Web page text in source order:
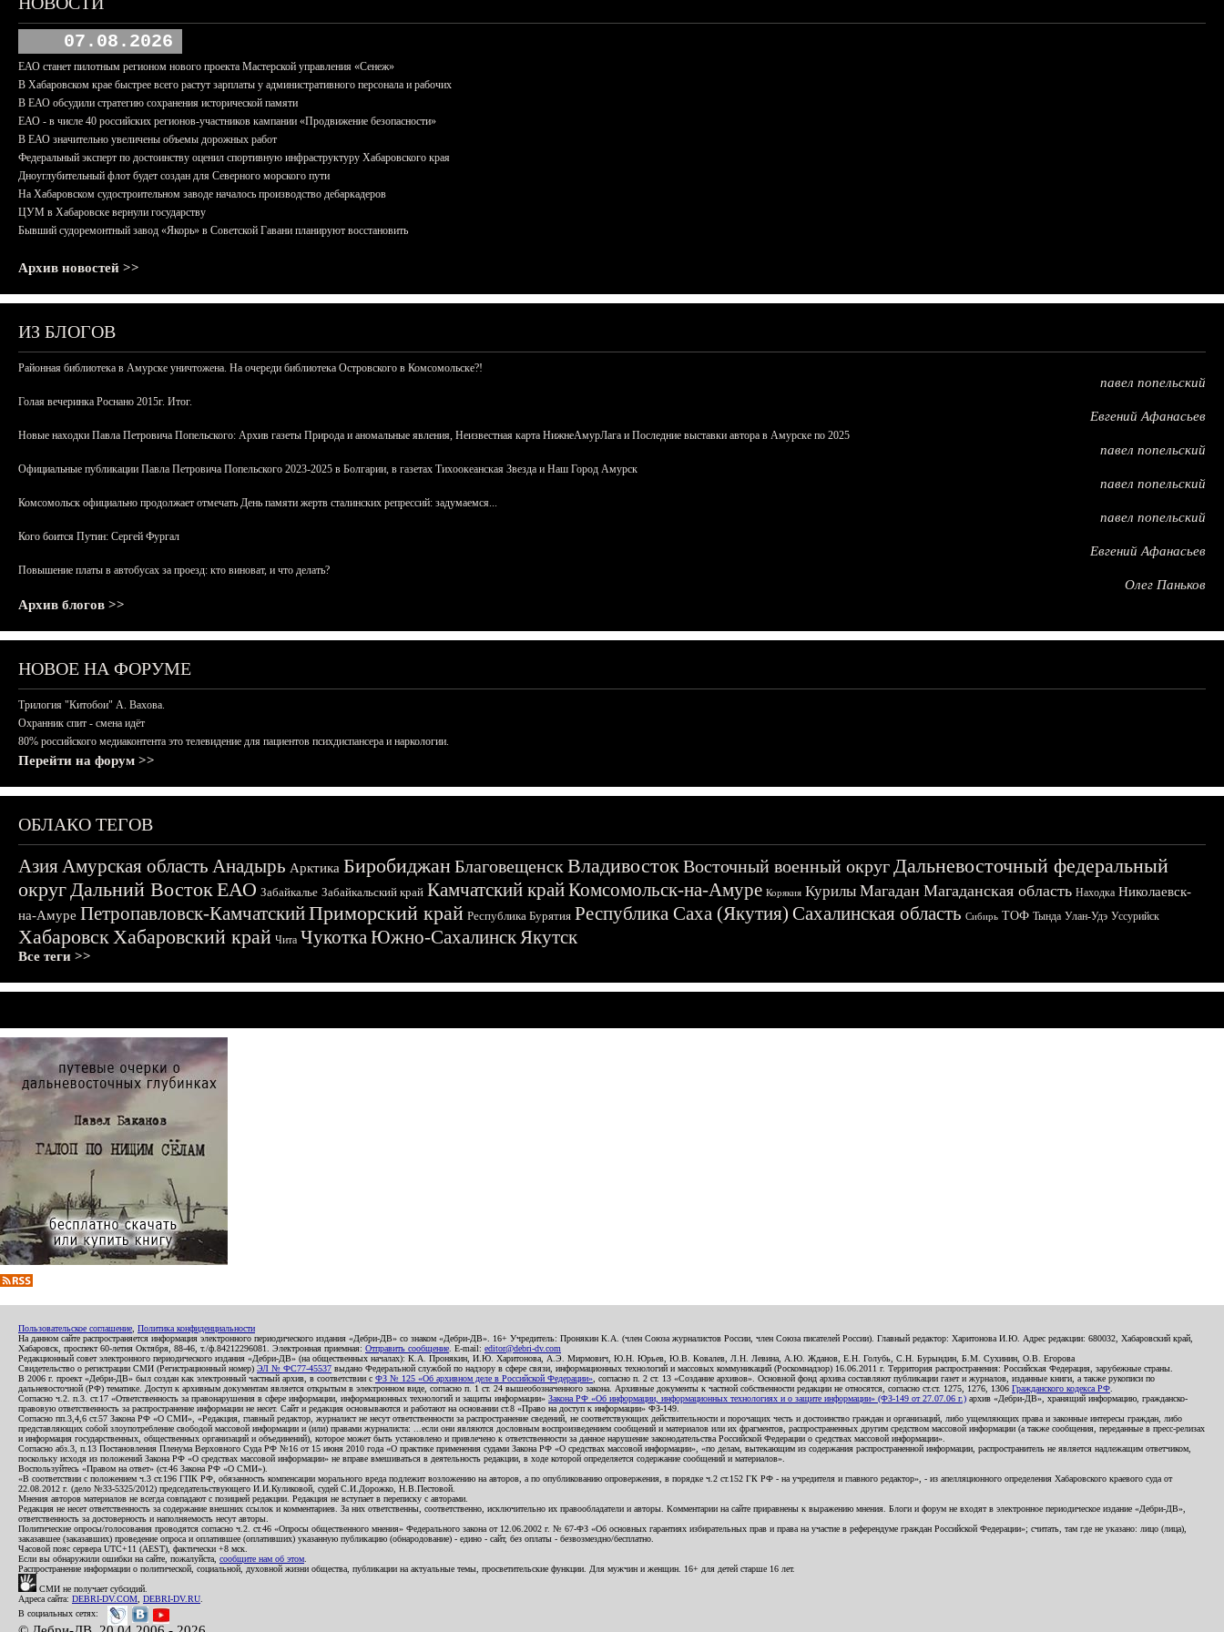
07.08.2026
ЕАО станет пилотным регионом нового проекта Мастерской управления «Сенеж»
В Хабаровском крае быстрее всего растут зарплаты у административного персонала и рабочих
В ЕАО обсудили стратегию сохранения исторической памяти
ЕАО - в числе 40 российских регионов-участников кампании «Продвижение безопасности»
В ЕАО значительно увеличены объемы дорожных работ
Федеральный эксперт по достоинству оценил спортивную инфраструктуру Хабаровского края
Дноуглубительный флот будет создан для Северного морского пути
На Хабаровском судостроительном заводе началось производство дебаркадеров
ЦУМ в Хабаровске вернули государству
Бывший судоремонтный завод «Якорь» в Советской Гавани планируют восстановить
Архив новостей >>
ИЗ БЛОГОВ
Районная библиотека в Амурске уничтожена. На очереди библиотека Островского в Комсомольске?!
павел попельский
Голая вечеринка Роснано 2015г. Итог.
Евгений Афанасьев
Новые находки Павла Петровича Попельского: Архив газеты Природа и аномальные явления, Неизвестная карта НижнеАмурЛага и Последние выставки автора в Амурске по 2025
павел попельский
Официальные публикации Павла Петровича Попельского 2023-2025 в Болгарии, в газетах Тихоокеанская Звезда и Наш Город Амурск
павел попельский
Комсомольск официально продолжает отмечать День памяти жертв сталинских репрессий: задумаемся...
павел попельский
Кого боится Путин: Сергей Фургал
Евгений Афанасьев
Повышение платы в автобусах за проезд: кто виноват, и что делать?
Олег Паньков
Архив блогов >>
НОВОЕ НА ФОРУМЕ
Трилогия "Китобои" А. Вахова.
Охранник спит - смена идёт
80% российского медиаконтента это телевидение для пациентов психдиспансера и наркологии.
Перейти на форум >>
ОБЛАКО ТЕГОВ
АзияАмурская область Анадырь Арктика БиробиджанБлаговещенскВладивостокВосточный военный округДальневосточный федеральный
округДальний ВостокЕАО Забайкалье Забайкальский край Камчатский крайКомсомольск-на-Амуре Корякия Курилы Магадан Магаданская область Находка Николаевск-
на-Амуре Петропавловск-КамчатскийПриморский край Республика Бурятия Республика Саха (Якутия) Сахалинская область Сибирь ТОФ Тында Улан-Удэ Уссурийск
ХабаровскХабаровский край Чита ЧукоткаЮжно-СахалинскЯкутск
Все теги >>
Пользовательское соглашение Политика конфиденциальности
На данном сайте распространяется информация электронного периодического издания «Дебри-ДВ» со знаком «Дебри-ДВ». 16+ Учредитель: Пронякин К.А. (член Союза журналистов России, член Союза писателей России). Главный редактор: Харитонова И.Ю. Адрес редакции: 680032, Хабаровский край,
Хабаровск, проспект 60-летия Октября, 88-46, т./ф.84212296081. Электронная приемная: Отправить сообщение . E-mail: editor@debri-dv.com
Редакционный совет электронного периодического издания «Дебри-ДВ» (на общественных началах): К.А. Пронякин, И.Ю. Харитонова, А.Э. Мирмович, Ю.Н. Юрьев, Ю.В. Ковалев, Л.Н. Левина, А.Ю. Жданов, Е.Н. Голубь, С.Н. Бурындин, Б.М. Сухинин, О.В. Егорова
Свидетельство о регистрации СМИ (Регистрационный номер) ЭЛ № ФС77-45537 выдано Федеральной службой по надзору в сфере связи, информационных технологий и массовых коммуникаций (Роскомнадзор) 16.06.2011 г. Территория распространения: Российская Федерация, зарубежные страны.
В 2006 г. проект «Дебри-ДВ» был создан как электронный частный архив, в соответствии с ФЗ № 125 «Об архивном деле в Российской Федерации» , согласно п. 2 ст. 13 «Создание архивов». Основной фонд архива составляют публикации газет и журналов, изданные книги, а также рукописи по
дальневосточной (РФ) тематике. Доступ к архивным документам является открытым в электронном виде, согласно п. 1 ст. 24 вышеобозначенного закона. Архивные документы к частной собственности редакции не относятся, согласно ст.ст. 1275, 1276, 1306 Гражданского кодекса РФ
Согласно ч.2. п.3. ст.17 «Ответственность за правонарушения в сфере информации, информационных технологий и защиты информации» Закона РФ «Об информации, информационных технологиях и о защите информации» (ФЗ-149 от 27.07.06 г.) архив «Дебри-ДВ», хранящий информацию, гражданско-
правовую ответственность за распространение информации не несет. Сайт и редакция основываются и работают на основании ст.8 «Право на доступ к информации» ФЗ-149.
Согласно пп.3,4,6 ст.57 Закона РФ «О СМИ», «Редакция, главный редактор, журналист не несут ответственности за распространение сведений, не соответствующих действительности и порочащих честь и достоинство граждан и организаций, либо ущемляющих права и законные интересы граждан, либо
представляющих собой злоупотребление свободой массовой информации и (или) правами журналиста: ...если они являются дословным воспроизведением сообщений и материалов или их фрагментов, распространенных другим средством массовой информации (а также сообщения, переданные в пресс-релизах
и информация государственных, общественных организаций и объединений), которое может быть установлено и привлечено к ответственности за данное нарушение законодательства Российской Федерации о средствах массовой информации».
Согласно абз.3, п.13 Постановления Пленума Верховного Суда РФ №16 от 15 июня 2010 года «О практике применения судами Закона РФ «О средствах массовой информации», «по делам, вытекающим из содержания распространенной информации, распространитель не является надлежащим ответчиком,
поскольку исходя из положений Закона РФ «О средствах массовой информации» не вправе вмешиваться в деятельность редакции, в ходе которой определяется содержание сообщений и материалов».
Воспользуйтесь «Правом на ответ» (ст.46 Закона РФ «О СМИ»).
«В соответствии с положением ч.3 ст.196 ГПК РФ, обязанность компенсации морального вреда подлежит возложению на авторов, а по опубликованию опровержения, в порядке ч.2 ст.152 ГК РФ - на учредителя и главного редактор», - из апелляционного определения Хабаровского краевого суда от
22.08.2012 г. (дело №33-5325/2012) председательствующего И.И.Куликовой, судей С.И.Дорожко, Н.В.Пестовой.
Мнения авторов материалов не всегда совпадают с позицией редакции. Редакция не вступает в переписку с авторами.
Редакция не несет ответственность за содержание внешних ссылок и комментариев. За них ответственны, соответственно, исключительно их правообладатели и авторы. Комментарии на сайте приравнены к выражению мнения. Блоги и форум не входят в электронное периодическое издание «Дебри-ДВ»,
ответственность за достоверность и наполняемость несут авторы.
Политические опросы/голосования проводятся согласно ч.2. ст.46 «Опросы общественного мнения» Федерального закона от 12.06.2002 г. № 67-ФЗ «Об основных гарантиях избирательных прав и права на участие в референдуме граждан Российской Федерации»; считать, там где не указано: лицо (лица),
заказавшее (заказавших) проведение опроса и оплатившее (оплативших) указанную публикацию (обнародование) - едино - сайт, без оплаты - безвозмездно/бесплатно.
Часовой пояс сервера UTC+11 (AEST), фактически +8 мск.
Если вы обнаружили ошибки на сайте, пожалуйста, сообщите нам об этом
Распространение информации о политической, социальной, духовной жизни общества, публикации на актуальные темы, просветительские функции. Для мужчин и женщин. 16+ для детей старше 16 лет.
СМИ не получает субсидий.
Адреса сайта: DEBRI-DV.COM DEBRI-DV.RU
В социальных сетях: